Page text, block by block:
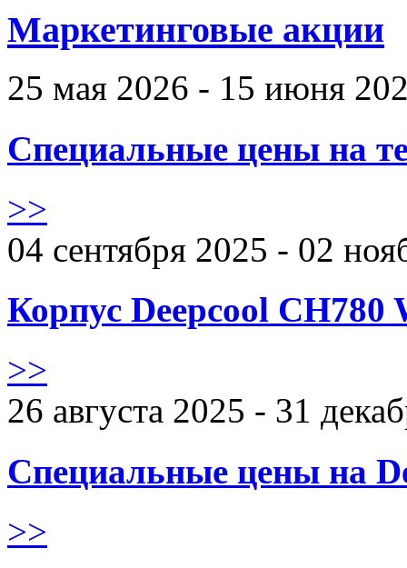
Маркетинговые акции
25 мая 2026 - 15 июня
Специальные цены на
>>
04 сентября 2025 - 02
Корпус Deepcool CH780
>>
26 августа 2025 - 31
Специальные цены на
>>